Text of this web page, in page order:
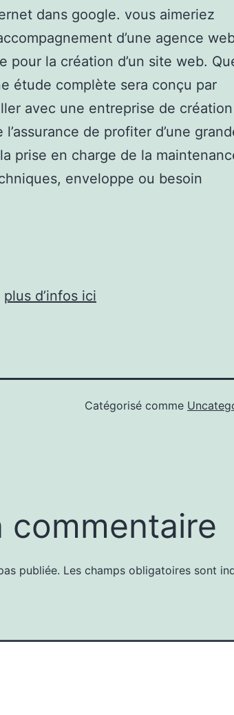
dans google. vous aimeriez
d’une agence
pour la création d’un site web.
étude complète sera conçu par
avec une entreprise de
de profiter d’une
prise en charge de la
enveloppe ou besoin
plus d’infos ici
Catégorisé comme
commentaire
publiée. Les champs obligatoires sont